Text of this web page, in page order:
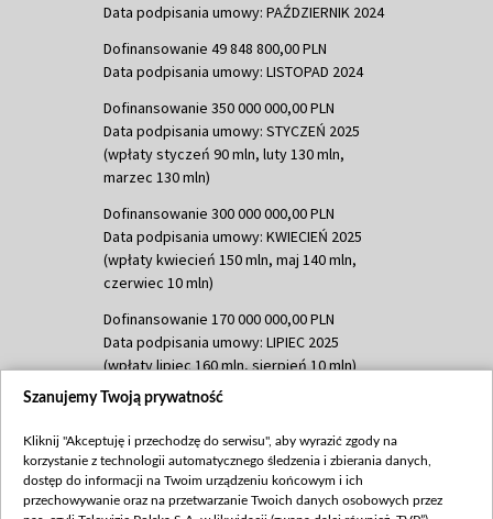
Data podpisania umowy: PAŹDZIERNIK 2024
Dofinansowanie 49 848 800,00 PLN
Data podpisania umowy: LISTOPAD 2024
Dofinansowanie 350 000 000,00 PLN
Data podpisania umowy: STYCZEŃ 2025
(wpłaty styczeń 90 mln, luty 130 mln,
marzec 130 mln)
Dofinansowanie 300 000 000,00 PLN
Data podpisania umowy: KWIECIEŃ 2025
(wpłaty kwiecień 150 mln, maj 140 mln,
czerwiec 10 mln)
Dofinansowanie 170 000 000,00 PLN
Data podpisania umowy: LIPIEC 2025
(wpłaty lipiec 160 mln, sierpień 10 mln)
Dofinansowanie 60 000 000,00 PLN
(wpłata wrzesień 60 mln)
Dofinansowanie 635 783 051,21 PLN
Data podpisania umowy: WRZESIEŃ 2025
Szanujemy Twoją prywatność
Kliknij "Akceptuję i przechodzę do serwisu", aby wyrazić zgody na
korzystanie z technologii automatycznego śledzenia i zbierania danych,
dostęp do informacji na Twoim urządzeniu końcowym i ich
przechowywanie oraz na przetwarzanie Twoich danych osobowych przez